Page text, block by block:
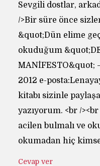
Sevgili dostlar,
/>Bir süre önce
&quot;Dün elime
okuduğum
MANİFESTO&quot;
2012 e-posta:
kitabı sizinle
yazıyorum. <br /
acilen bulmalı ve
okumadan hiç
Cevap ver